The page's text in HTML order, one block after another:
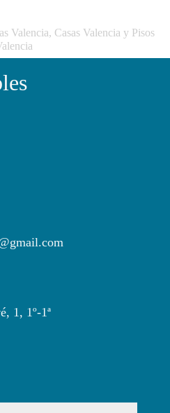
Valencia, Casas Valencia y Pisos
1, 1º-1ª